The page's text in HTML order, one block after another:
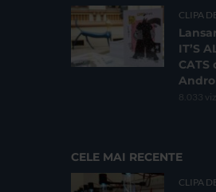
CLIPA
IT’S
CATS
8.033
CELE MAI RECENTE
CLIPA